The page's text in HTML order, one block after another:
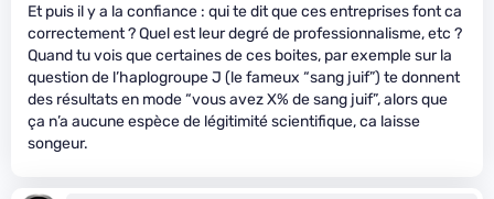
Et puis il y a la confiance : qui te dit que ces entreprises font ca
correctement ? Quel est leur degré de professionnalisme, etc ?
Quand tu vois que certaines de ces boites, par exemple sur la
question de l’haplogroupe J (le fameux “sang juif”) te donnent
des résultats en mode “vous avez X% de sang juif”, alors que
ça n’a aucune espèce de légitimité scientifique, ca laisse
songeur.